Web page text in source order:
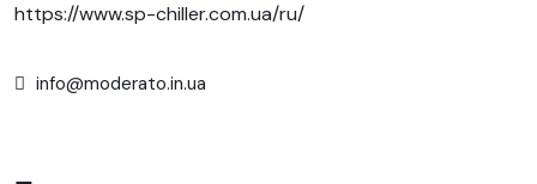
https://www.sp-chiller.com.ua/ru/
info@moderato.in.ua